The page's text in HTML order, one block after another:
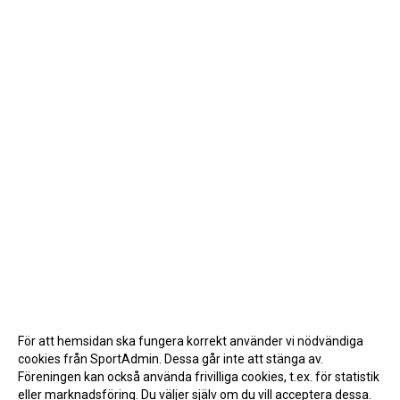
För att hemsidan ska fungera korrekt använder vi nödvändiga
cookies från SportAdmin. Dessa går inte att stänga av.
Föreningen kan också använda frivilliga cookies, t.ex. för statistik
eller marknadsföring. Du väljer själv om du vill acceptera dessa.